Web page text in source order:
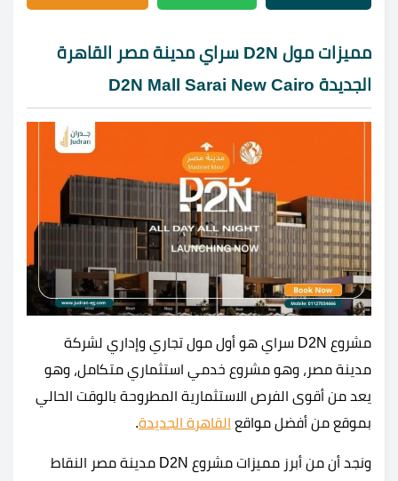
مميزات مول D2N سراي مدينة مصر القاهرة
الجديدة D2N Mall Sarai New Cairo
مشروع D2N سراي هو أول مول تجاري وإداري لشركة
مدينة مصر، وهو مشروع خدمي استثماري متكامل، وهو
يعد من أقوى الفرص الاستثمارية المطروحة بالوقت الحالي
بموقع من أفضل مواقع القاهرة الجديدة.
ونجد أن من أبرز مميزات مشروع D2N مدينة مصر النقاط